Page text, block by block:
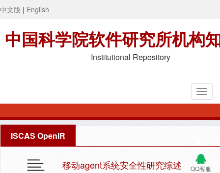
中文版 | English
中国科学院软件研究所机构
Institutional Repository
ISCAS OpenIR
QQ客服
移动agent系统安全性研究综述